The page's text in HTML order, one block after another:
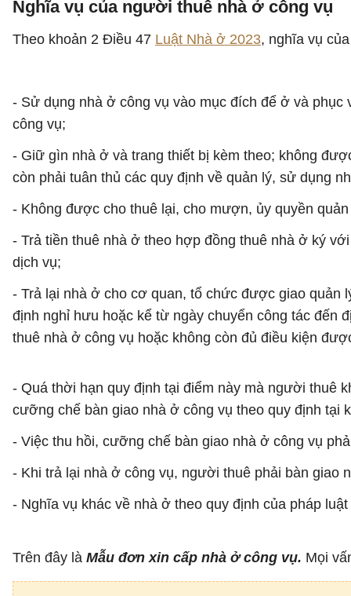
Nghĩa vụ của người thuê nhà ở công vụ
Theo khoản 2 Điều 47 Luật Nhà ở 2023, nghĩa vụ
- Sử dụng nhà ở công vụ vào mục đích để ở và
công vụ;
- Giữ gìn nhà ở và trang thiết bị kèm theo; không
còn phải tuân thủ các quy định về quản lý, sử dụng
- Không được cho thuê lại, cho mượn, ủy quyền
- Trả tiền thuê nhà ở theo hợp đồng thuê nhà ở ký
dịch vụ;
- Trả lại nhà ở cho cơ quan, tổ chức được giao quản
định nghỉ hưu hoặc kể từ ngày chuyển công tác đến
thuê nhà ở công vụ hoặc không còn đủ điều kiện
- Quá thời hạn quy định tại điểm này mà người thuê
cưỡng chế bàn giao nhà ở công vụ theo quy định tại
- Việc thu hồi, cưỡng chế bàn giao nhà ở công vụ
- Khi trả lại nhà ở công vụ, người thuê phải bàn giao
- Nghĩa vụ khác về nhà ở theo quy định của pháp
Trên đây là Mẫu đơn xin cấp nhà ở công vụ. Mọi